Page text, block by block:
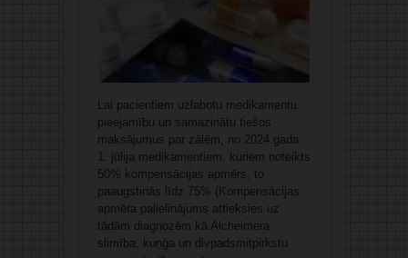
Lai pacientiem uzlabotu medikamentu
pieejamību un samazinātu tiešos
maksājumus par zālēm, no 2024.gada
1. jūlija medikamentiem, kuriem noteikts
50% kompensācijas apmērs, to
paaugstinās līdz 75% (Kompensācijas
apmēra palielinājums attieksies uz
tādām diagnozēm kā Alcheimera
slimība, kuņģa un divpadsmitpirkstu